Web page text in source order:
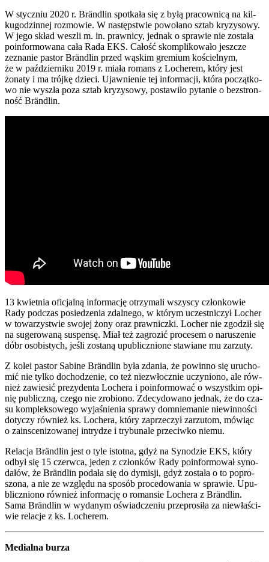
W stycz­niu 2020 r. Brän­dlin spo­tka­ła się z byłą pra­cow­ni­cą na kil­
ku­go­dzin­nej roz­mo­wie. W następ­stwie powo­ła­no sztab kry­zy­so­wy.
W jego skład weszli m. in. praw­ni­cy, jed­nak o spra­wie nie zosta­ła
poin­for­mo­wa­na cała Rada EKS. Całość skom­pli­ko­wa­ło jesz­cze
zezna­nie pastor Brän­dlin przed wąskim gre­mium kościel­nym,
że w paź­dzier­ni­ku 2019 r. mia­ła romans z Loche­rem, któ­ry jest
żona­ty i ma trój­kę dzie­ci. Ujaw­nie­nie tej infor­ma­cji, któ­ra począt­ko­
wo nie wyszła poza sztab kry­zy­so­wy, posta­wi­ło pyta­nie o bez­stron­
ność Brän­dlin.
13 kwiet­nia ofi­cjal­ną infor­ma­cję otrzy­ma­li wszy­scy człon­ko­wie
Rady pod­czas posie­dze­nia zdal­ne­go, w któ­rym uczest­ni­czył Locher
w towa­rzy­stwie swo­jej żony oraz praw­nicz­ki. Locher nie zgo­dził się
na suge­ro­wa­ną suspen­sę. Miał też zagro­zić pro­ce­sem o naru­sze­nie
dóbr oso­bi­stych, jeśli zosta­ną upu­blicz­nio­ne sta­wia­ne mu zarzu­ty.
Z kolei pastor Sabi­ne Brän­dlin była zda­nia, że powin­no się uru­cho­
mić nie tyl­ko docho­dze­nie, co też nie­zwłocz­nie uczy­nio­no, ale rów­
nież zawie­sić pre­zy­den­ta Loche­ra i poin­for­mo­wać o wszyst­kim opi­
nię publicz­ną, cze­go nie zro­bio­no. Zde­cy­do­wa­no jed­nak, że do cza­
su kom­plek­so­we­go wyja­śnie­nia spra­wy domnie­ma­nie nie­win­no­ści
doty­czy rów­nież ks. Loche­ra, któ­ry zaprze­czył zarzu­tom, mówiąc
o zain­sce­ni­zo­wa­nej intry­dze i try­bu­na­le prze­ciw­ko nie­mu.
Rela­cja Brän­dlin jest o tyle istot­na, gdyż na Syno­dzie EKS, któ­ry
odbył się 15 czerw­ca, jeden z człon­ków Rady poin­for­mo­wał syno­
da­łów, że Brän­dlin poda­ła się do dymi­sji, gdyż zosta­ła o to popro­
szo­na, a nie ze wzglę­du na spo­sób pro­ce­do­wa­nia w spra­wie. Upu­
blicz­nio­no rów­nież infor­ma­cję o roman­sie Loche­ra z Brän­dlin.
Sama Brän­dlin w wyda­nym oświad­cze­niu prze­pro­si­ła za nie­wła­ści­
wie rela­cje z ks. Loche­rem.
Medial­na burza